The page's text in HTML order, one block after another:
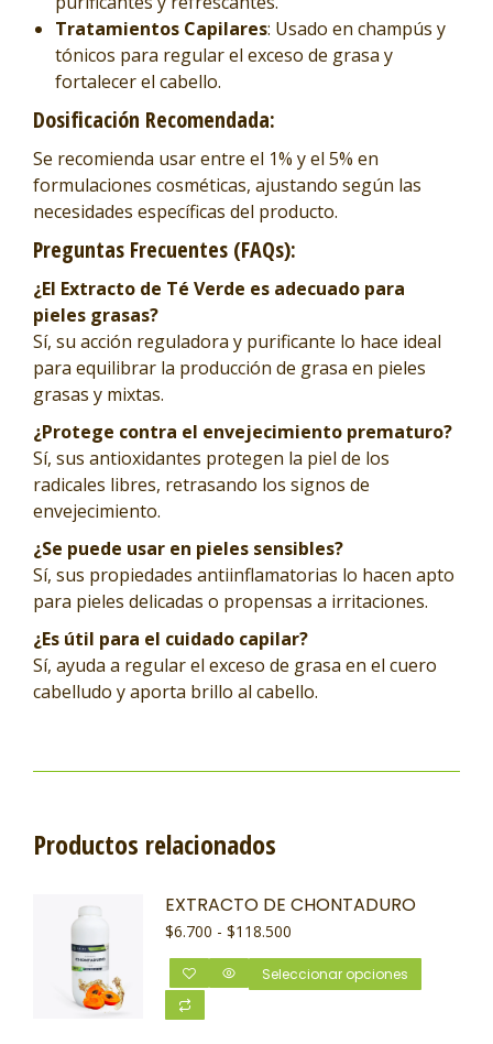
Tratamientos Capilares: Usado en champús y
tónicos para regular el exceso de grasa y
fortalecer el cabello.
Dosificación Recomendada:
Se recomienda usar entre el 1% y el 5% en
formulaciones cosméticas, ajustando según las
necesidades específicas del producto.
Preguntas Frecuentes (FAQs):
¿El Extracto de Té Verde es adecuado para
pieles grasas?
Sí, su acción reguladora y purificante lo hace ideal
para equilibrar la producción de grasa en pieles
grasas y mixtas.
¿Protege contra el envejecimiento prematuro?
Sí, sus antioxidantes protegen la piel de los
radicales libres, retrasando los signos de
envejecimiento.
¿Se puede usar en pieles sensibles?
Sí, sus propiedades antiinflamatorias lo hacen apto
para pieles delicadas o propensas a irritaciones.
¿Es útil para el cuidado capilar?
Sí, ayuda a regular el exceso de grasa en el cuero
cabelludo y aporta brillo al cabello.
Productos relacionados
EXTRACTO DE CHONTADURO
$6.700 - $118.500
Seleccionar opciones